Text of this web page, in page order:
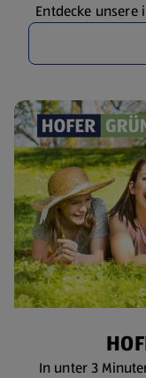
Entdecke unsere
In unter 3